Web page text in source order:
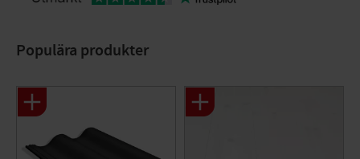
Populära produkter